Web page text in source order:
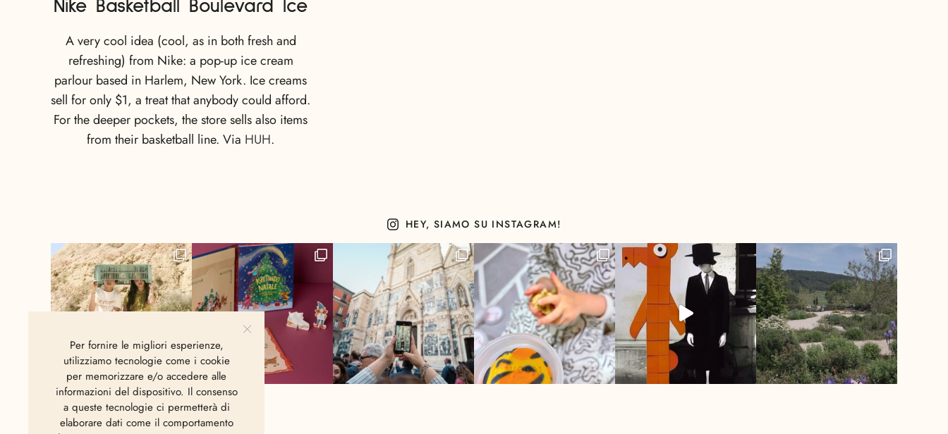
Nike Basketball Boulevard Ice
A very cool idea (cool, as in both fresh and
refreshing) from Nike: a pop-up ice cream
parlour based in Harlem, New York. Ice creams
sell for only $1, a treat that anybody could afford.
For the deeper pockets, the store sells also items
from their basketball line. Via HUH.
HEY, SIAMO SU INSTAGRAM!
Per fornire le migliori esperienze,
utilizziamo tecnologie come i cookie
per memorizzare e/o accedere alle
informazioni del dispositivo. Il consenso
a queste tecnologie ci permetterà di
elaborare dati come il comportamento